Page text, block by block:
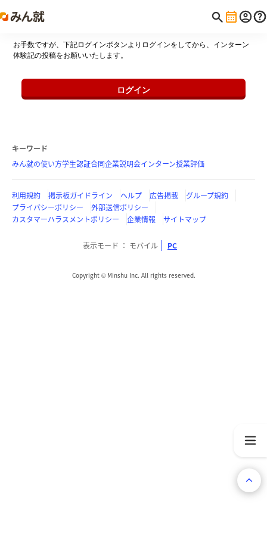
お手数ですが、下記ログインボタンよりログインをしてから、インターン
体験記の投稿をお願いいたします。
ログイン
キーワード
みん就の使い方学生認証合同企業説明会インターン授業評価
利用規約 掲示板ガイドライン ヘルプ 広告掲載
グループ規約
プライバシーポリシー
外部送信ポリシー
カスタマーハラスメントポリシー
企業情報 サイトマップ
表示モード モバイル PC
Copyright © Minshu Inc. All rights reserved.